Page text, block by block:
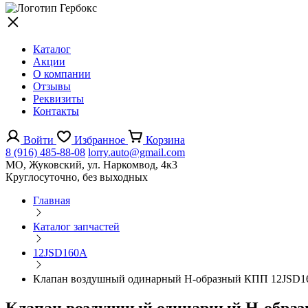
Каталог
Акции
О компании
Отзывы
Реквизиты
Контакты
Войти Избранное
Корзина
8 (916) 485-88-08 lorry.auto@gmail.com
МО, Жуковский, ул. Наркомвод, 4к3
Круглосуточно, без выходных
Главная
Каталог запчастей
12JSD160A
Клапан воздушный одинарный Н-образный КПП